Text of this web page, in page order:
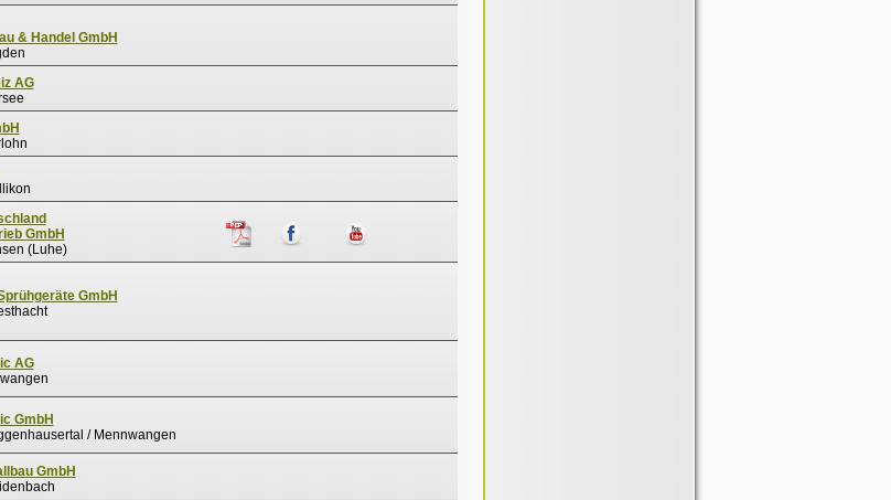
& Handel GmbH
AG
GmbH
(Luhe)
GmbH
AG
GmbH
/ Mennwangen
GmbH